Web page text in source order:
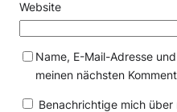
Website
Name, E-Mail-Adresse
meinen nächsten
Benachrichtige mich